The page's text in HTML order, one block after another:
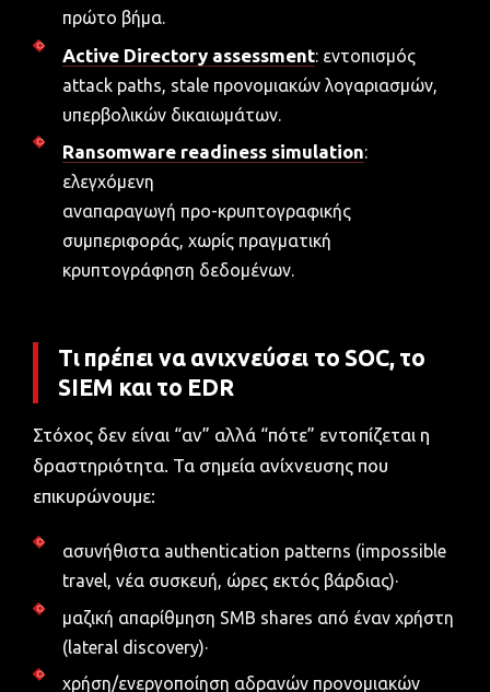
πρώτο βήμα.
Active Directory assessment: εντοπισμός
attack paths, stale προνομιακών λογαριασμών,
υπερβολικών δικαιωμάτων.
Ransomware readiness simulation:
ελεγχόμενη
αναπαραγωγή προ-κρυπτογραφικής
συμπεριφοράς, χωρίς πραγματική
κρυπτογράφηση δεδομένων.
Τι πρέπει να ανιχνεύσει το SOC, το
SIEM και το EDR
Στόχος δεν είναι “αν” αλλά “πότε” εντοπίζεται η
δραστηριότητα. Τα σημεία ανίχνευσης που
επικυρώνουμε:
ασυνήθιστα authentication patterns (impossible
travel, νέα συσκευή, ώρες εκτός βάρδιας)·
μαζική απαρίθμηση SMB shares από έναν χρήστη
(lateral discovery)·
χρήση/ενεργοποίηση αδρανών προνομιακών